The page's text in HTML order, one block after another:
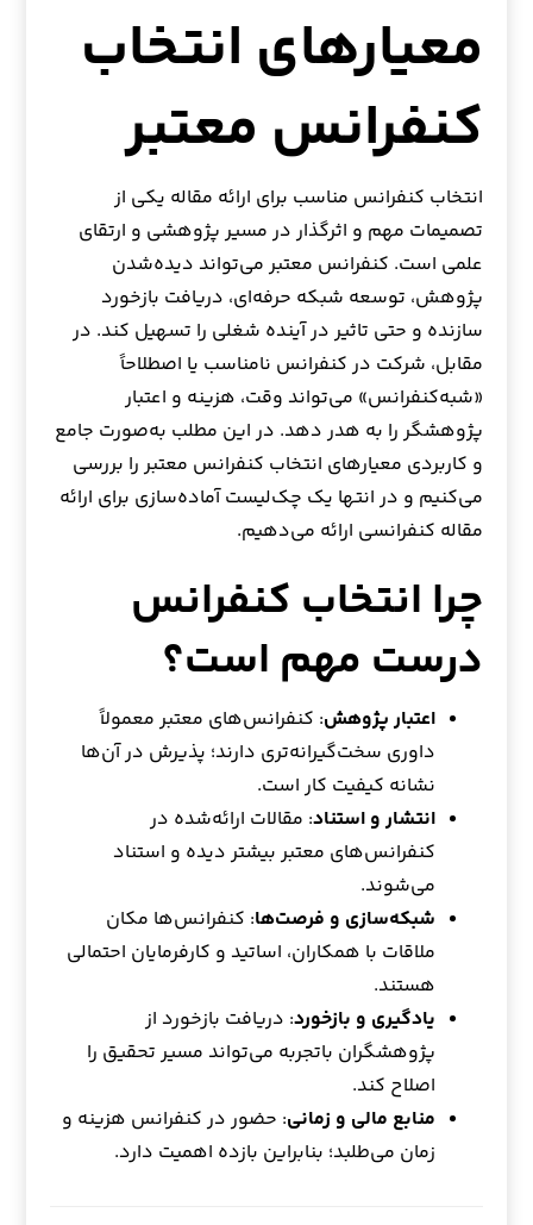
معیارهای انتخاب
کنفرانس معتبر
انتخاب کنفرانس مناسب برای ارائه مقاله یکی از
تصمیمات مهم و اثرگذار در مسیر پژوهشی و ارتقای
علمی است. کنفرانس معتبر می‌تواند دیده‌شدن
پژوهش، توسعه شبکه حرفه‌ای، دریافت بازخورد
سازنده و حتی تاثیر در آینده شغلی را تسهیل کند. در
مقابل، شرکت در کنفرانس نامناسب یا اصطلاحاً
«شبه‌کنفرانس» می‌تواند وقت، هزینه و اعتبار
پژوهشگر را به هدر دهد. در این مطلب به‌صورت جامع
و کاربردی معیارهای انتخاب کنفرانس معتبر را بررسی
می‌کنیم و در انتها یک چک‌لیست آماده‌سازی برای ارائه
مقاله کنفرانسی ارائه می‌دهیم.
چرا انتخاب کنفرانس
درست مهم است؟
اعتبار پژوهش: کنفرانس‌های معتبر معمولاً
داوری سخت‌گیرانه‌تری دارند؛ پذیرش در آن‌ها
نشانه کیفیت کار است.
انتشار و استناد: مقالات ارائه‌شده در
کنفرانس‌های معتبر بیشتر دیده و استناد
می‌شوند.
شبکه‌سازی و فرصت‌ها: کنفرانس‌ها مکان
ملاقات با همکاران، اساتید و کارفرمایان احتمالی
هستند.
یادگیری و بازخورد: دریافت بازخورد از
پژوهشگران باتجربه می‌تواند مسیر تحقیق را
اصلاح کند.
منابع مالی و زمانی: حضور در کنفرانس هزینه و
زمان می‌طلبد؛ بنابراین بازده اهمیت دارد.